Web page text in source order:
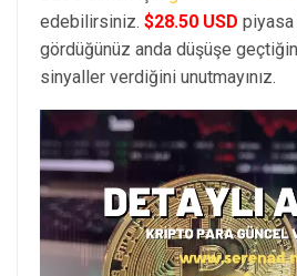
edebilirsiniz. $28.50 USD piyasa
gördüğünüz anda düşüşe
sinyaller verdiğini unutmayınız.